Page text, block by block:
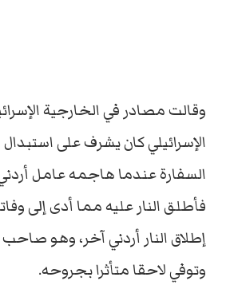
وقالت مصادر في الخارجية
الإسرائيلي كان يشرف على
السفارة عندما هاجمه عامل
فأطلق النار عليه مما أدى إلى
إطلاق النار أردني آخر، وهو
وتوفي لاحقا متأثرا بجروحه.